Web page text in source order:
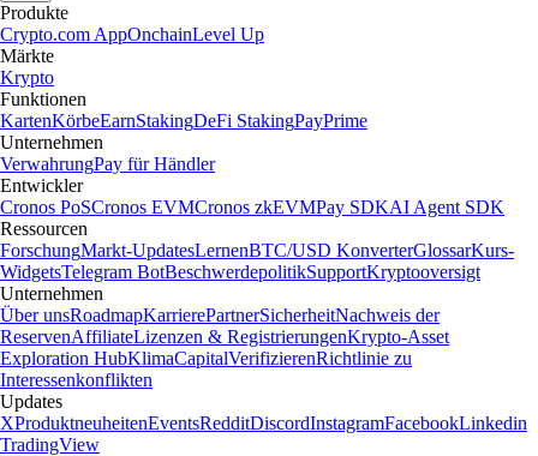
Produkte
Crypto.com AppOnchainLevel Up
Märkte
Krypto
Funktionen
KartenKörbeEarnStakingDeFi StakingPayPrime
Unternehmen
VerwahrungPay für Händler
Entwickler
Cronos PoSCronos EVMCronos zkEVMPay SDKAI Agent SDK
Ressourcen
ForschungMarkt-UpdatesLernenBTC/USD KonverterGlossarKurs-
WidgetsTelegram BotBeschwerdepolitikSupportKryptooversigt
Unternehmen
Über unsRoadmapKarrierePartnerSicherheitNachweis der
ReservenAffiliateLizenzen & RegistrierungenKrypto-Asset
Exploration HubKlimaCapitalVerifizierenRichtlinie zu
Interessenkonflikten
Updates
XProduktneuheitenEventsRedditDiscordInstagramFacebookLinkedin
TradingView